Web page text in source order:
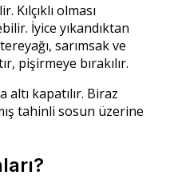
Kılçıklı olması
İyice yıkandıktan
sarımsak ve
pişirmeye bırakılır.
kapatılır. Biraz
tahinli sosun üzerine